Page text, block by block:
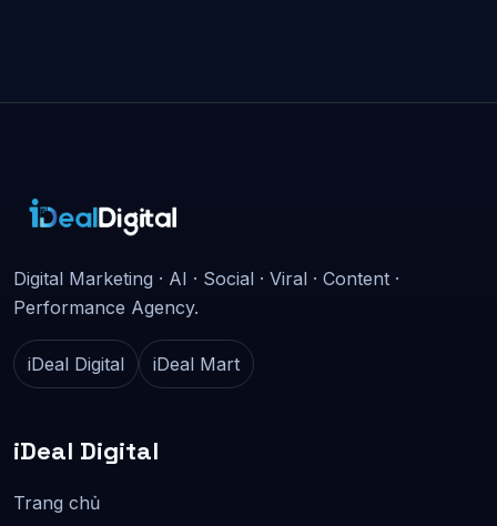
Digital Marketing · AI · Social · Viral · Content ·
Performance Agency.
iDeal Digital iDeal Mart
iDeal Digital
Trang chủ